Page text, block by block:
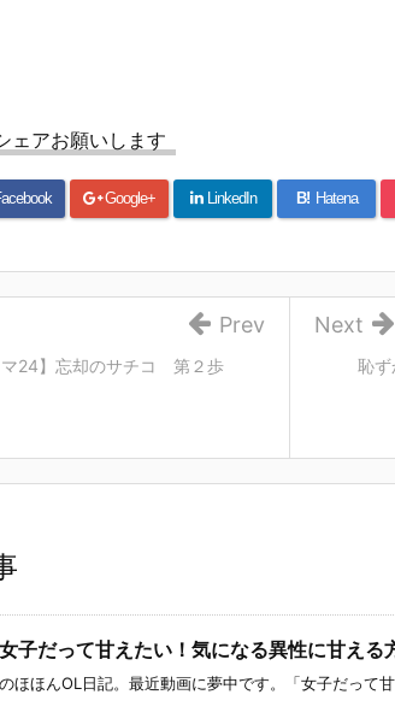
ェアお願いします
Google+ LinkedIn B! Hatena
恥
Next
マ24】忘却のサチコ 第２歩
Prev
女子だって甘えたい！気になる異性に甘える
のほほんOL日記。最近動画に夢中です。「女子だって